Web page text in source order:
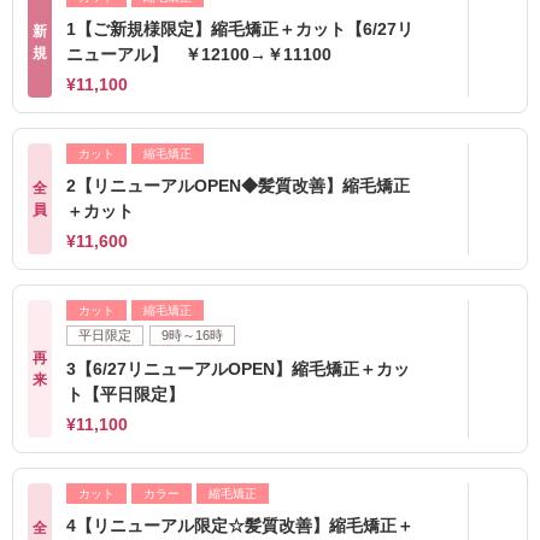
新
規
1【ご新規様限定】縮毛矯正＋カット【6/27リ
ニューアル】 ￥12100→￥11100
¥11,100
全
員
カット 縮毛矯正
2【リニューアルOPEN◆髪質改善】縮毛矯正
＋カット
¥11,600
再
来
カット 縮毛矯正
平日限定 9時～16時
3【6/27リニューアルOPEN】縮毛矯正＋カッ
ト【平日限定】
¥11,100
全
カット カラー 縮毛矯正
4【リニューアル限定☆髪質改善】縮毛矯正＋